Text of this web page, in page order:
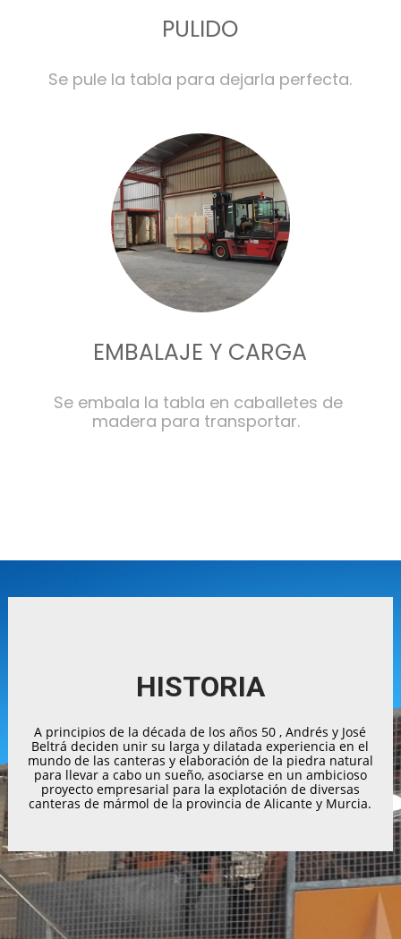
PULIDO
Se pule la tabla para dejarla perfecta.
EMBALAJE Y CARGA
Se embala la tabla en caballetes de
madera para transportar.
HISTORIA
A principios de la década de los años 50 , Andrés y José
Beltrá deciden unir su larga y dilatada experiencia en el
mundo de las canteras y elaboración de la piedra natural
para llevar a cabo un sueño, asociarse en un ambicioso
proyecto empresarial para la explotación de diversas
canteras de mármol de la provincia de Alicante y Murcia.